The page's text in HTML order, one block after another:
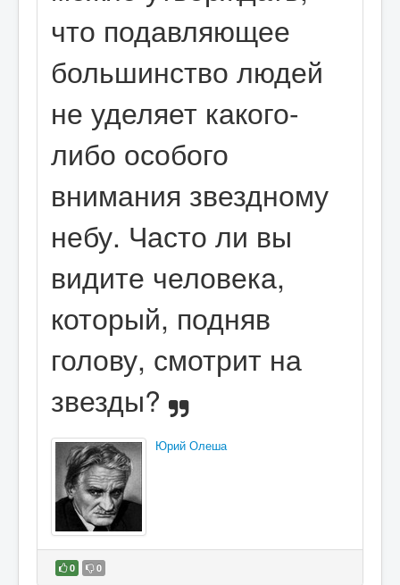
что подавляющее
большинство людей
не уделяет какого-
либо особого
внимания звездному
небу. Часто ли вы
видите человека,
который, подняв
голову, смотрит на
звезды?
Юрий Олеша
0 0